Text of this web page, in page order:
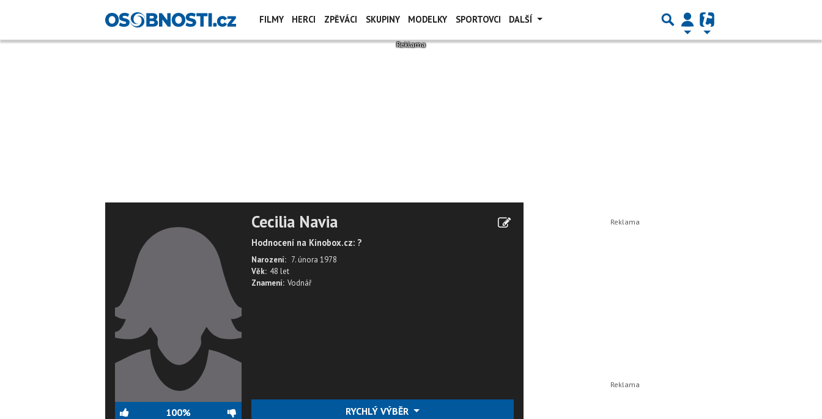
FILMY HERCI ZPĚVÁCI SKUPINY MODELKY SPORTOVCI DALŠÍ
100%
Cecilia Navia
Hodnocení na Kinobox.cz: ?
Narození: 7. února 1978
Věk: 48 let
Znamení: Vodnář
RYCHLÝ VÝBĚR